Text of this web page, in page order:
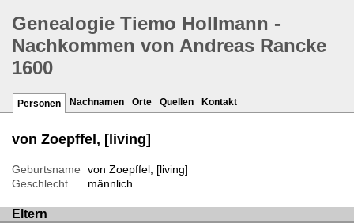
Genealogie Tiemo Hollmann -
Nachkommen von Andreas Rancke
1600
Personen Nachnamen Orte Quellen Kontakt
von Zoepffel, [living]
Geburtsname
von Zoepffel, [living]
Geschlecht
männlich
Eltern